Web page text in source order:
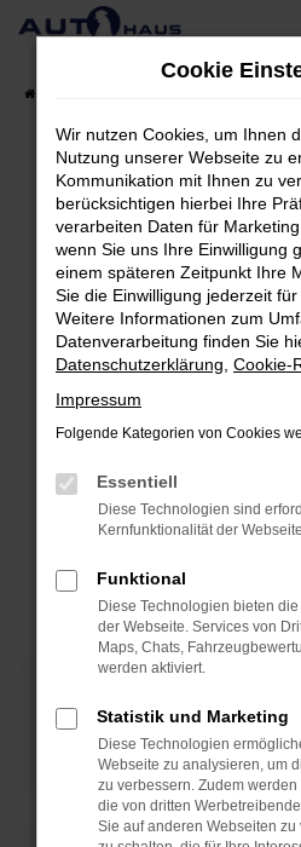
Zum
Fehler: Network
Beim Laden ist ein Fehler
Hier sind ein paar Tipps, die
Überprüfe deine
Internetverbindung.
Laden andere Webseiten,
Suchmaschine?
Prüfe deine
können das Laden
verhindern. Funktioniert
anderen Browser oder in
Fenster?
Starte dein Gerät neu.
Das kann manchmal
Probleme zu beheben.
Betriebssystem auf
sind.
Veraltete Software birgt
Sicherheitsrisiko,
führen, dass bestimmte
Cookie
Wir nutzen Cookies, um Ihnen
Nutzung unserer Webseite zu
Kommunikation mit Ihnen zu
berücksichtigen hierbei Ihre
verarbeiten Daten für
wenn Sie uns Ihre Einwilligung
einem späteren Zeitpunkt Ihre
Sie die Einwilligung jederzeit
Weitere Informationen zum
Datenverarbeitung finden Sie
Datenschutzerklärung Cookie-
Impressum
Folgende Kategorien von Cookies
Essentiell
Diese Technologien sind
Kernfunktionalität der
Funktional
Diese Technologien bieten
der Webseite. Services von
Maps, Chats,
werden aktiviert.
Statistik und Marketing
Diese Technologien
Webseite zu analysieren, um
zu verbessern. Zudem
die von dritten
Sie auf anderen Webseiten